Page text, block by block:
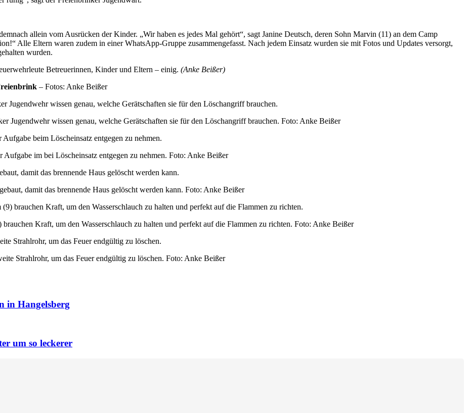
allein vom Ausrücken der Kinder. „Wir haben es jedes Mal gehört“, sagt Janine Deutsch, deren Sohn Marvin (11) an dem Camp
Alle Eltern waren zudem in einer WhatsApp-Gruppe zusammengefasst. Nach jedem Einsatz wurden sie mit Fotos und Updates versorgt,
wurden.
Betreuerinnen, Kinder und Eltern – einig. (Anke Beißer)
– Fotos: Anke Beißer
Jugendwehr wissen genau, welche Gerätschaften sie für den Löschangriff brauchen.
beim Löscheinsatz entgegen zu nehmen.
damit das brennende Haus gelöscht werden kann.
brauchen Kraft, um den Wasserschlauch zu halten und perfekt auf die Flammen zu richten.
Strahlrohr, um das Feuer endgültig zu löschen.
in Hangelsberg
um so leckerer